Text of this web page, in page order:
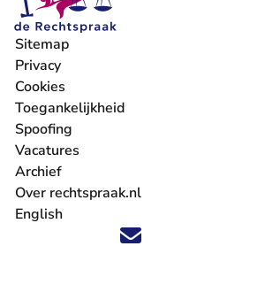
Volg ons op X (Twitter) - U verlaat
Volg ons op Facebook - U verlaat
Volg ons op Instagram - U
Volg ons op Youtube - U
Volg ons op LinkedIn -
'Blijf op de hoogte'
Sitemap
Privacy
Cookies
Toegankelijkheid
Spoofing
Vacatures
- U verlaat Rechtspraak.nl
Archief
Over rechtspraak.nl
English